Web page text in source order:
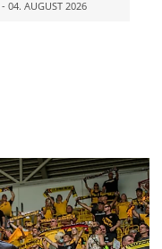
- 04. AUGUST 2026